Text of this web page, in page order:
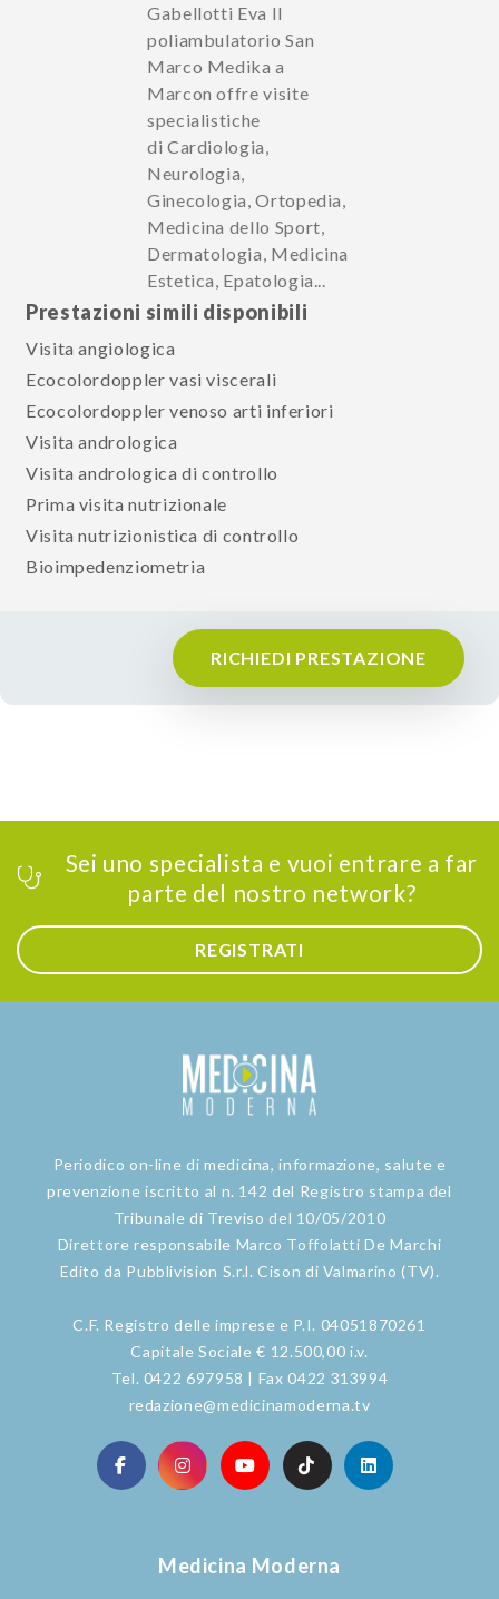
Gabellotti Eva Il
poliambulatorio San
Marco Medika a
Marcon offre visite
specialistiche
di Cardiologia,
Neurologia,
Ginecologia, Ortopedia,
Medicina dello Sport,
Dermatologia, Medicina
Estetica, Epatologia...
Prestazioni simili disponibili
Visita angiologica
Ecocolordoppler vasi viscerali
Ecocolordoppler venoso arti inferiori
Visita andrologica
Visita andrologica di controllo
Prima visita nutrizionale
Visita nutrizionistica di controllo
Bioimpedenziometria
RICHIEDI PRESTAZIONE
Sei uno specialista e vuoi entrare a far
parte del nostro network?
REGISTRATI
Periodico on-line di medicina, informazione, salute e
prevenzione iscritto al n. 142 del Registro stampa del
Tribunale di Treviso del 10/05/2010
Direttore responsabile Marco Toffolatti De Marchi
Edito da Pubblivision S.r.l. Cison di Valmarino (TV).
C.F. Registro delle imprese e P.I. 04051870261
Capitale Sociale € 12.500,00 i.v.
Tel. 0422 697958 | Fax 0422 313994
redazione@medicinamoderna.tv
Medicina Moderna